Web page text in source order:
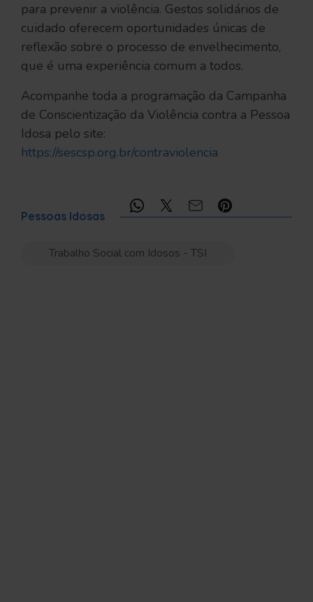
para prevenir a violência. Gestos solidários de
cuidado oferecem oportunidades únicas de
reflexão sobre o processo de envelhecimento,
que é uma experiência comum a todos.
Acompanhe toda a programação da Campanha
de Conscientização da Violência contra a Pessoa
Idosa pelo site:
https://sescsp.org.br/contraviolencia
Pessoas Idosas
Trabalho Social com Idosos - TSI